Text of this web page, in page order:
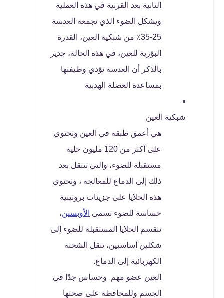
الثانية بعد القرنية في هذه العملية
ويشكل الضوء الذي تجمعه العدسة
25-35٪ من شبكية العين، القدرة
البؤرية للعين، في هذه الحالة، جدير
بالذكر أن العدسة تؤدي وظيفتها
بمساعدة العضلة الهدبية
شبكية العين
هي أعمق طبقة في العين وتحتوي
على أكثر من 120 مليون خلية
مستقبلة للضوء، والتي تنتقل بعد
ذلك إلى الدماغ للمعالجة ، وتحتوي
هذه الخلايا على جزيئات بروتينية
حساسة للضوء تسمى الأوبسين،
تنقسم الخلايا المستقبلة للضوء إلى
شكلين أساسيين، تنقل الشحنة
الكهربائية إلى الدماغ.
العين عضو مهم وحساس جدًا في
الجسم وللمحافظة على صحتها